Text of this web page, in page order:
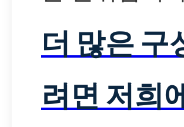
더 많은 구
려면 저희